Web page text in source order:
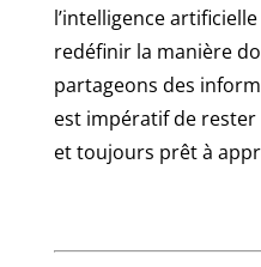
l’intelligence
redéfinir la manière
partageons des
est impératif de
et toujours prêt à